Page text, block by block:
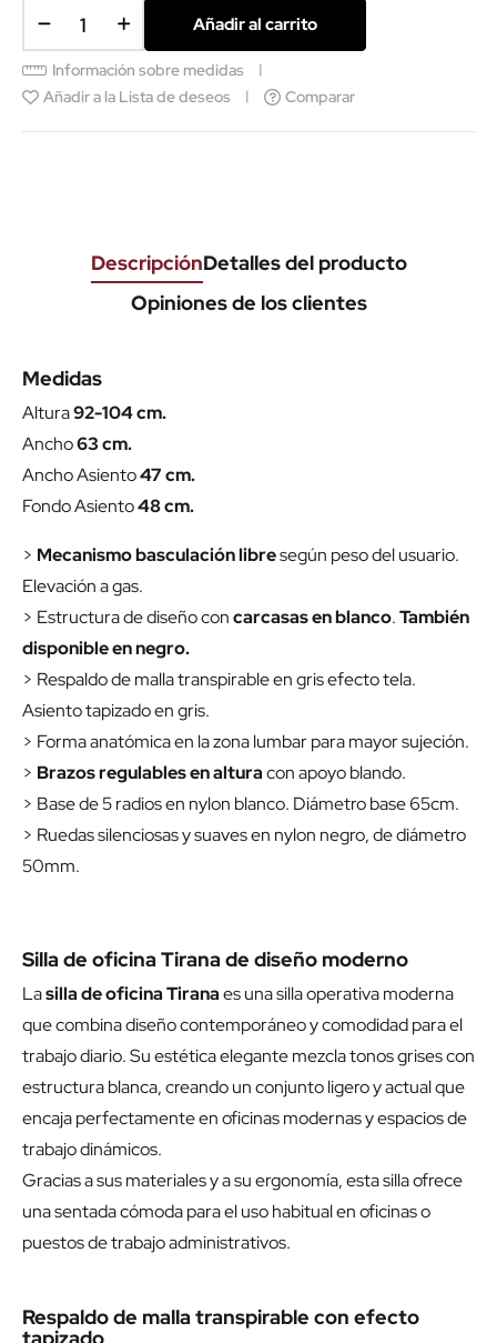
Añadir al carrito
Información sobre medidas
Añadir a la Lista de deseos
Comparar
DescripciónDetalles del producto
Opiniones de los clientes
Medidas
Altura92-104 cm.
Ancho63 cm.
Ancho Asiento47 cm.
Fondo Asiento48 cm.
> Mecanismo basculación libresegún peso del usuario.
Elevación a gas.
> Estructura de diseño concarcasas en blanco.También
disponible en negro.
> Respaldo de malla transpirable en gris efecto tela.
Asiento tapizado en gris.
> Forma anatómica en la zona lumbar para mayor sujeción.
> Brazos regulables en alturacon apoyo blando.
> Base de 5 radios en nylon blanco. Diámetro base 65cm.
> Ruedas silenciosas y suaves en nylon negro, de diámetro
50mm.
Silla de oficina Tirana de diseño moderno
Lasilla de oficina Tiranaes una silla operativa moderna
que combina diseño contemporáneo y comodidad para el
trabajo diario. Su estética elegante mezcla tonos grises con
estructura blanca, creando un conjunto ligero y actual que
encaja perfectamente en oficinas modernas y espacios de
trabajo dinámicos.
Gracias a sus materiales y a su ergonomía, esta silla ofrece
una sentada cómoda para el uso habitual en oficinas o
puestos de trabajo administrativos.
Respaldo de malla transpirable con efecto